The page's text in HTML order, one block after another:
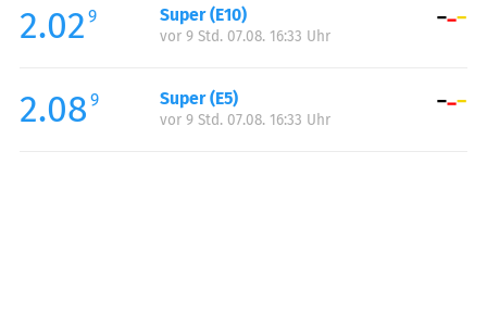
Samstag:
00:00-23:59
Sonntag:
2.02 9 Super (E10)
vor 9 Std. 07.08. 16:33 Uhr
2.08 9 Super (E5)
vor 9 Std. 07.08. 16:33 Uhr